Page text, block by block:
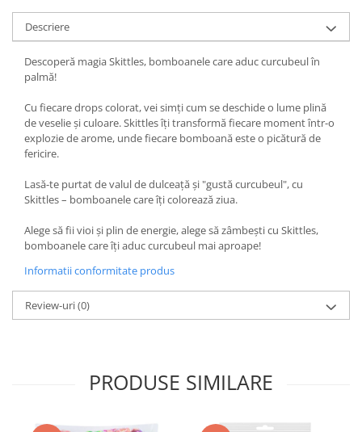
Descriere
Descoperă magia Skittles, bomboanele care aduc curcubeul în
palmă!
Cu fiecare drops colorat, vei simți cum se deschide o lume plină
de veselie și culoare. Skittles îți transformă fiecare moment într-o
explozie de arome, unde fiecare bomboană este o picătură de
fericire.
Lasă-te purtat de valul de dulceață și "gustă curcubeul", cu
Skittles – bomboanele care îți colorează ziua.
Alege să fii vioi și plin de energie, alege să zâmbești cu Skittles,
bomboanele care îți aduc curcubeul mai aproape!
Informatii conformitate produs
Review-uri(0)
PRODUSE SIMILARE